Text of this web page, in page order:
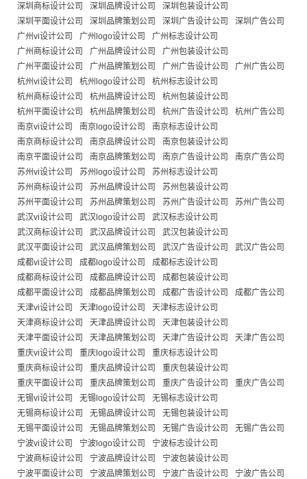
深圳商标设计公司
深圳品牌设计公司
深圳包装设计公司
深圳平面设计公司
深圳品牌策划公司 深圳广告设计公司
深圳广告公司
广州vi设计公司
广州logo设计公司
广州标志设计公司
广州商标设计公司
广州品牌设计公司
广州包装设计公司
广州平面设计公司
广州品牌策划公司 广州广告设计公司
广州广告公司
杭州vi设计公司
杭州logo设计公司
杭州标志设计公司
杭州商标设计公司
杭州品牌设计公司
杭州包装设计公司
杭州平面设计公司
杭州品牌策划公司 杭州广告设计公司
杭州广告公司
南京vi设计公司
南京logo设计公司
南京标志设计公司
南京商标设计公司
南京品牌设计公司
南京包装设计公司
南京平面设计公司
南京品牌策划公司 南京广告设计公司
南京广告公司
苏州vi设计公司
苏州logo设计公司
苏州标志设计公司
苏州商标设计公司
苏州品牌设计公司
苏州包装设计公司
苏州平面设计公司
苏州品牌策划公司 苏州广告设计公司
苏州广告公司
武汉vi设计公司
武汉logo设计公司
武汉标志设计公司
武汉商标设计公司
武汉品牌设计公司
武汉包装设计公司
武汉平面设计公司
武汉品牌策划公司 武汉广告设计公司
武汉广告公司
成都vi设计公司
成都logo设计公司
成都标志设计公司
成都商标设计公司
成都品牌设计公司
成都包装设计公司
成都平面设计公司
成都品牌策划公司 成都广告设计公司
成都广告公司
天津vi设计公司
天津logo设计公司
天津标志设计公司
天津商标设计公司
天津品牌设计公司
天津包装设计公司
天津平面设计公司
天津品牌策划公司 天津广告设计公司
天津广告公司
重庆vi设计公司
重庆logo设计公司
重庆标志设计公司
重庆商标设计公司
重庆品牌设计公司
重庆包装设计公司
重庆平面设计公司
重庆品牌策划公司 重庆广告设计公司
重庆广告公司
无锡vi设计公司
无锡logo设计公司
无锡标志设计公司
无锡商标设计公司
无锡品牌设计公司
无锡包装设计公司
无锡平面设计公司
无锡品牌策划公司 无锡广告设计公司
无锡广告公司
宁波vi设计公司
宁波logo设计公司
宁波标志设计公司
宁波商标设计公司
宁波品牌设计公司
宁波包装设计公司
宁波平面设计公司
宁波品牌策划公司 宁波广告设计公司
宁波广告公司